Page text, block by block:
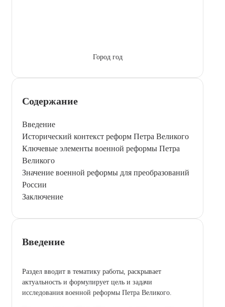
Город год
Содержание
Введение
Исторический контекст реформ Петра Великого
Ключевые элементы военной реформы Петра
Великого
Значение военной реформы для преобразований
России
Заключение
Введение
Раздел вводит в тематику работы, раскрывает
актуальность и формулирует цель и задачи
исследования военной реформы Петра Великого.